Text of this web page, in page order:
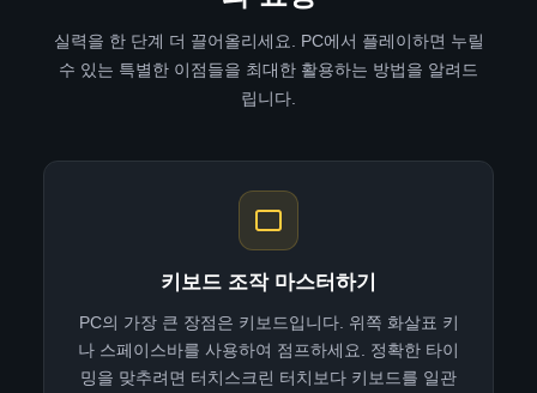
티브 앱을 선호하는 경우 Mac App Store에서
Geometry Dash 공식 버전을 구매할 수도 있
지만, 에뮬레이터를 통해 실행하는 APK 버전
은 무료이며 동일한 기능을 제공합니다.
BIOS에 진입하세요(일반적으로 부팅 중에
F2, F10, Del 또는 F12 키를 누릅니다). 고급
설정 또는 CPU 설정에서 "가상화 기술", "VT-
하고 저장한 후 종료하세요. 정확한 단계는 메
인보드 제조사에 따라 다를 수 있지만, 대부분
의 최신 시스템에서 이 기능을 사용할 수 있습
상되는 것을 확인할 수 있습니다.
을 확보해야 합니다. 특히 커뮤니티 콘텐츠를
활발하게 이용하는 경우 용량이 빠르게 늘어
유 공간을 확보하는 것이 좋습니다. SSD를 사
권장합니다), 에뮬레이터를 속도가 느린 일반
하드 드라이브가 아닌 SSD에 설치하십시오.
일반적으로 에뮬레이터 설치 과정에서 설치
디렉토리를 선택할 수 있습니다.
실력을 한 단계 더 끌어올리세요. PC에서 플레이하면 누릴
수 있는 특별한 이점들을 최대한 활용하는 방법을 알려드
립니다.
키보드 조작 마스터하기
PC의 가장 큰 장점은 키보드입니다. 위쪽 화살표 키
나 스페이스바를 사용하여 점프하세요. 정확한 타이
밍을 맞추려면 터치스크린 터치보다 키보드를 일관